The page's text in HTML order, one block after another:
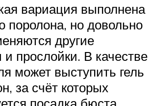
вариация выполнена
поролона, но довольно
другие
прослойки. В качестве
может выступить гель
за счёт которых
посадка бюста.